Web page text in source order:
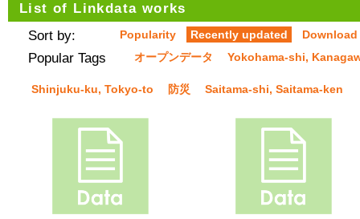
List of Linkdata works
Sort by:
Popularity Recently updated
Popular Tags オープンデータ Yokohama-shi,
Shinjuku-ku, Tokyo-to 防災 Saitama-shi, Saitama-ken